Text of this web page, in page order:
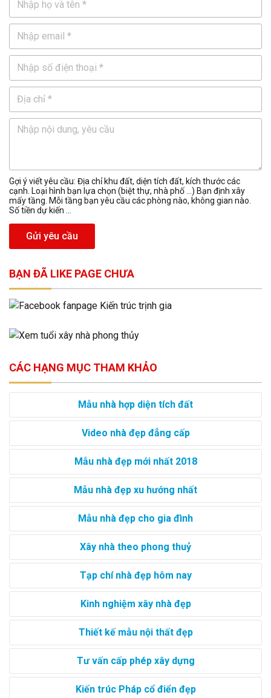
Gợi ý viết yêu cầu: Địa chỉ khu đất, diện tích đất, kích thước các
cạnh. Loại hình bạn lựa chọn (biệt thự, nhà phố …) Bạn định xây
mấy tầng. Mỗi tầng bạn yêu cầu các phòng nào, không gian nào.
Số tiền dự kiến ...
Gửi yêu cầu
BẠN ĐÃ LIKE PAGE CHƯA
CÁC HẠNG MỤC THAM KHẢO
Mẫu nhà hợp diện tích đất
Video nhà đẹp đẳng cấp
Mẫu nhà đẹp mới nhất 2018
Mẫu nhà đẹp xu hướng nhất
Mẫu nhà đẹp cho gia đình
Xây nhà theo phong thuỷ
Tạp chí nhà đẹp hôm nay
Kinh nghiệm xây nhà đẹp
Thiết kế mẫu nội thất đẹp
Tư vấn cấp phép xây dựng
Kiến trúc Pháp cổ điển đẹp